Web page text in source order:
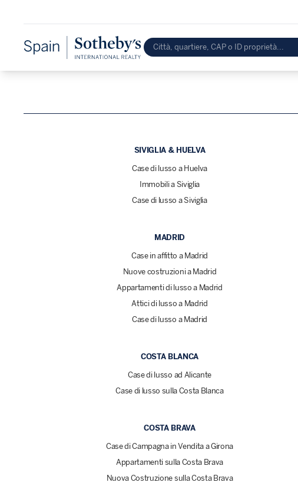
SIVIGLIA & HUELVA
Case di lusso a Huelva
Immobili a Siviglia
Case di lusso a Siviglia
MADRID
Case in affitto a Madrid
Nuove costruzioni a Madrid
Appartamenti di lusso a Madrid
Attici di lusso a Madrid
Case di lusso a Madrid
COSTA BLANCA
Case di lusso ad Alicante
Case di lusso sulla Costa Blanca
COSTA BRAVA
Case di Campagna in Vendita a Girona
Appartamenti sulla Costa Brava
Nuova Costruzione sulla Costa Brava